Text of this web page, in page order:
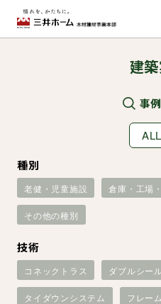
お問い
事業本
事業内容
取扱商品
建
事
ALL
種別
老健・児童施設 倉庫・工場
その他の種別
技術
コネックトラス ダブルシー
タイダウンシステム フレー